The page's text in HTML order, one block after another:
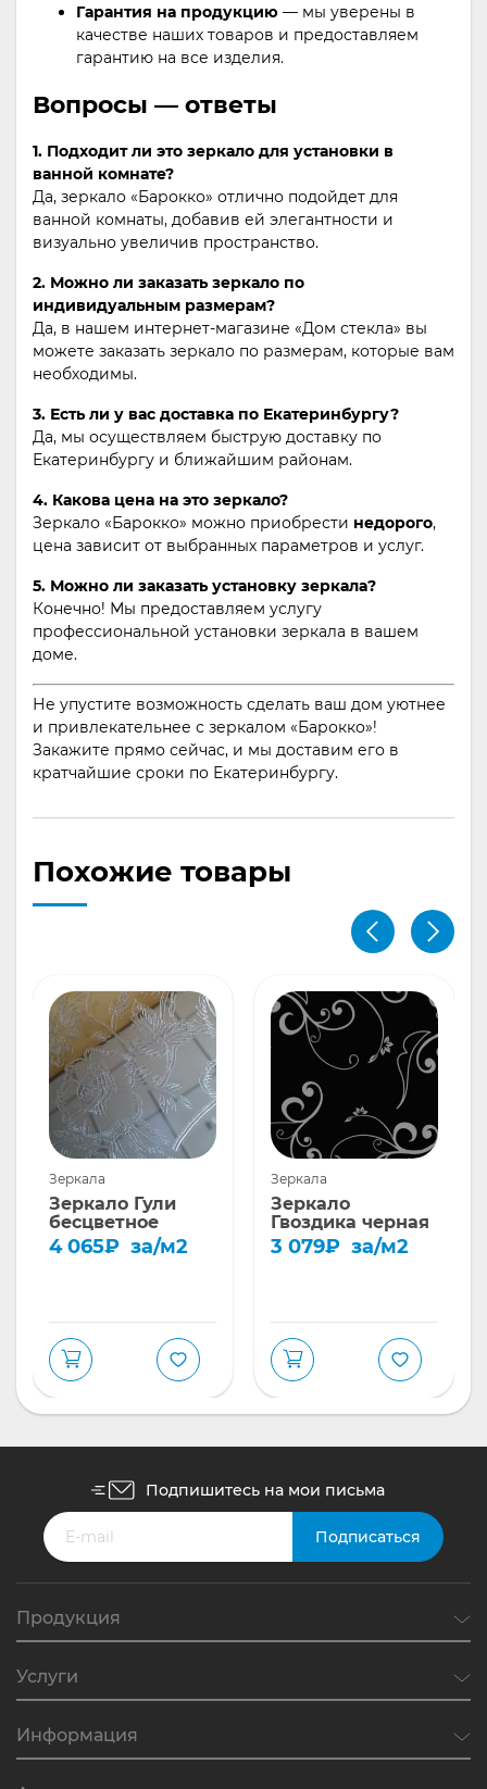
Гарантия на продукцию — мы уверены в
качестве наших товаров и предоставляем
гарантию на все изделия.
Вопросы — ответы
1. Подходит ли это зеркало для установки в
ванной комнате?
Да, зеркало «Барокко» отлично подойдет для
ванной комнаты, добавив ей элегантности и
визуально увеличив пространство.
2. Можно ли заказать зеркало по
индивидуальным размерам?
Да, в нашем интернет-магазине «Дом стекла» вы
можете заказать зеркало по размерам, которые вам
необходимы.
3. Есть ли у вас доставка по Екатеринбургу?
Да, мы осуществляем быструю доставку по
Екатеринбургу и ближайшим районам.
4. Какова цена на это зеркало?
Зеркало «Барокко» можно приобрести недорого,
цена зависит от выбранных параметров и услуг.
5. Можно ли заказать установку зеркала?
Конечно! Мы предоставляем услугу
профессиональной установки зеркала в вашем
доме.
Не упустите возможность сделать ваш дом уютнее
и привлекательнее с зеркалом «Барокко»!
Закажите прямо сейчас, и мы доставим его в
кратчайшие сроки по Екатеринбургу.
Похожие товары
Зеркала
Зеркало Гули
бесцветное
4 065₽ за/м2
Зеркала
Зеркало
Гвоздика черная
3 079₽ за/м2
Подпишитесь на мои письма
Продукция
Услуги
Информация